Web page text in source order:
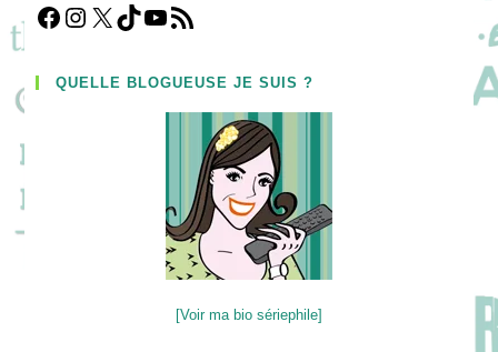
Facebook
Instagram
X TikTokYouTube
Flux RSS
QUELLE BLOGUEUSE JE SUIS ?
[Voir ma bio sériephile]